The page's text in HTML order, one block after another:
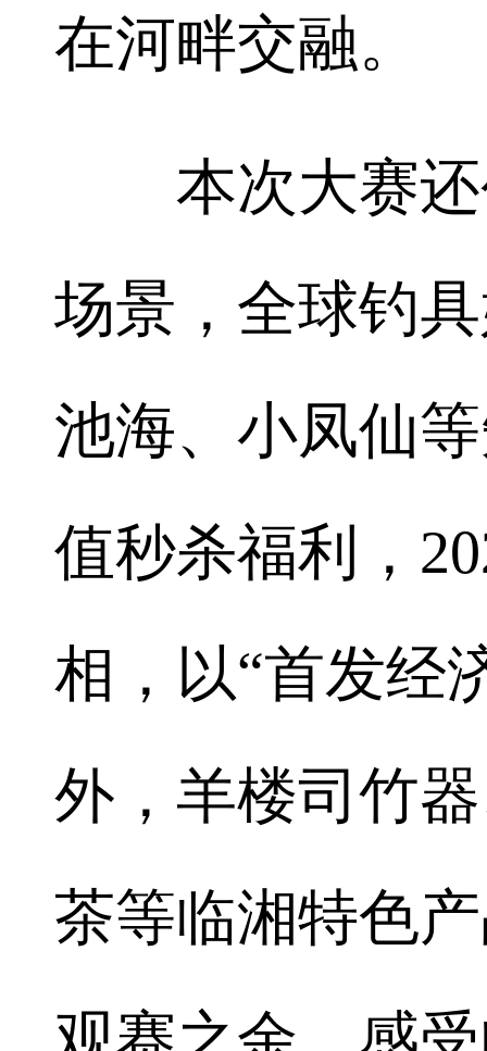
在河畔交融。
本次大赛还
场景，全球钓
池海、小凤仙
值秒杀福利，
相，以“首发经
外，羊楼司竹
茶等临湘特色